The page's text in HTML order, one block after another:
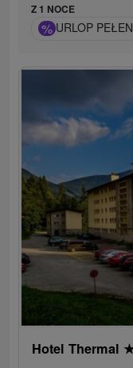
Z 1 NOCE
% URLOP
Hotel Thermal